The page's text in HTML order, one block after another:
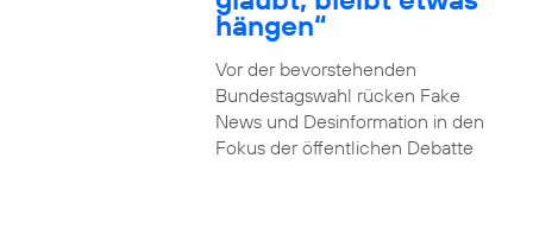
hängen“
Vor der bevorstehenden
Bundestagswahl rücken Fake
News und Desinformation in den
Fokus der öffentlichen Debatte